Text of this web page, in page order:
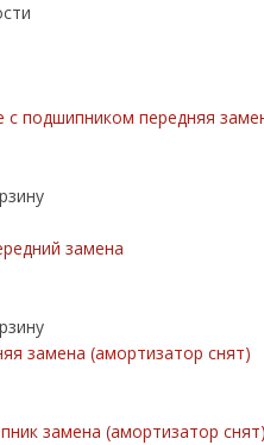
с подшипником передняя
замена
замена (амортизатор снят)
замена (амортизатор снят)